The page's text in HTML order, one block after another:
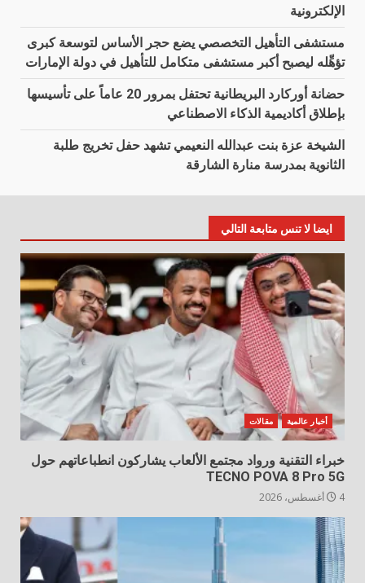
الإلكترونية
مستشفى التأهيل التخصصي يضع حجر الأساس لتوسعة كبرى
تؤهِّله ليصبح أكبر مستشفى متكامل للتأهيل في دولة الإمارات
حضانة أوركارد البريطانية تحتفل بمرور 20 عاماً على تأسيسها
بإطلاق أكاديمية الذكاء الاصطناعي
الشيخة عزة بنت عبدالله النعيمي تشهد حفل تخريج طلبة
الثانوية بمدرسة منارة الشارقة
ايضا لا تنس متابعة التالي
أخبار عالمية مقالات
خبراء التقنية ورواد مجتمع الألعاب يشاركون انطباعاتهم حول
TECNO POVA 8 Pro 5G
4 أغسطس، 2026